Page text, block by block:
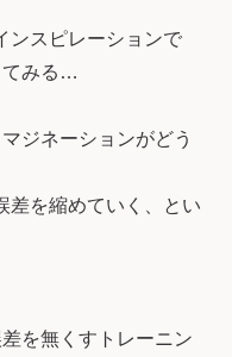
ンスピレーションで
てみる…
ジネーションがどう
差を縮めていく、とい
を無くすトレーニン